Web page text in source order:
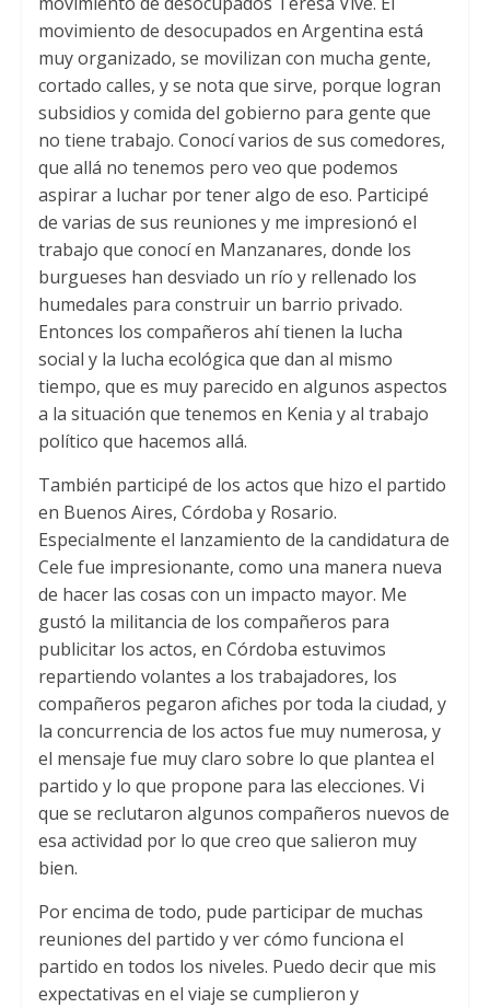
movimiento de desocupados en Argentina está
muy organizado, se movilizan con mucha gente,
cortado calles, y se nota que sirve, porque logran
subsidios y comida del gobierno para gente que
no tiene trabajo. Conocí varios de sus comedores,
que allá no tenemos pero veo que podemos
aspirar a luchar por tener algo de eso. Participé
de varias de sus reuniones y me impresionó el
trabajo que conocí en Manzanares, donde los
burgueses han desviado un río y rellenado los
humedales para construir un barrio privado.
Entonces los compañeros ahí tienen la lucha
social y la lucha ecológica que dan al mismo
tiempo, que es muy parecido en algunos aspectos
a la situación que tenemos en Kenia y al trabajo
político que hacemos allá.
También participé de los actos que hizo el partido
en Buenos Aires, Córdoba y Rosario.
Especialmente el lanzamiento de la candidatura de
Cele fue impresionante, como una manera nueva
de hacer las cosas con un impacto mayor. Me
gustó la militancia de los compañeros para
publicitar los actos, en Córdoba estuvimos
repartiendo volantes a los trabajadores, los
compañeros pegaron afiches por toda la ciudad, y
la concurrencia de los actos fue muy numerosa, y
el mensaje fue muy claro sobre lo que plantea el
partido y lo que propone para las elecciones. Vi
que se reclutaron algunos compañeros nuevos de
esa actividad por lo que creo que salieron muy
bien.
Por encima de todo, pude participar de muchas
reuniones del partido y ver cómo funciona el
partido en todos los niveles. Puedo decir que mis
expectativas en el viaje se cumplieron y